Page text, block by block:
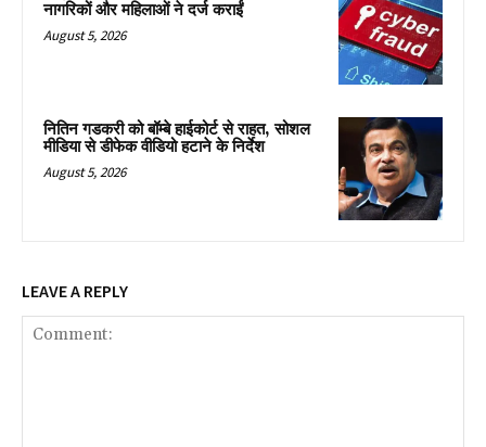
नागरिकों और महिलाओं ने दर्ज कराईं
August 5, 2026
नितिन गडकरी को बॉम्बे हाईकोर्ट से राहत, सोशल
मीडिया से डीफेक वीडियो हटाने के निर्देश
August 5, 2026
LEAVE A REPLY